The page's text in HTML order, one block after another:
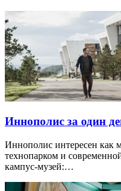
Иннополис за один
Иннополис интересен как
технопарком и
кампус-музей:…